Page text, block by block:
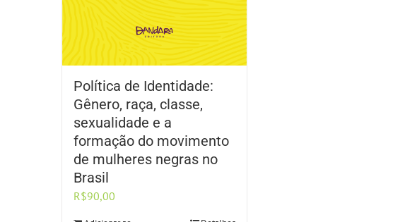
Política de Identidade:
Gênero, raça, classe,
sexualidade e a
formação do movimento
de mulheres negras no
Brasil
R$90,00